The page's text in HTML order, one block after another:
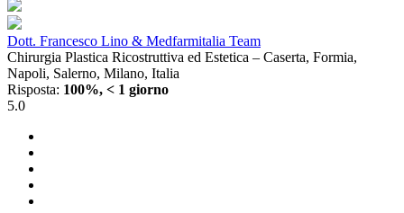
Dott. Francesco Lino & Medfarmitalia Team
Chirurgia Plastica Ricostruttiva ed Estetica – Caserta, Formia,
Napoli, Salerno, Milano, Italia
Risposta: 100%, < 1 giorno
5.0